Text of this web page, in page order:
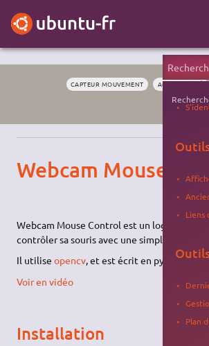
CAPTEUR MOUVEMENT ACCESSIBILITÉ
Webcam Mouse
Webcam Mouse Control est un logiciel libre,
contrôler sa souris avec une simple
Il utiliseopencv, et est écrit en python.
Voir en vidéo
Installation
Liens
Plan